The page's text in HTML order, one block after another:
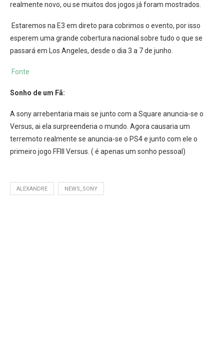
realmente novo, ou se muitos dos jogos já foram mostrados.
Estaremos na E3 em direto para cobrimos o evento, por isso
esperem uma grande cobertura nacional sobre tudo o que se
passará em Los Angeles, desde o dia 3 a 7 de junho.
Fonte
Sonho de um Fã:
A sony arrebentaria mais se junto com a Square anuncia-se o
Versus, ai ela surpreenderia o mundo. Agora causaria um
terremoto realmente se anuncia-se o PS4 e junto com ele o
primeiro jogo FFIII Versus. ( é apenas um sonho pessoal)
ALEXANDRE NEWS_SONY